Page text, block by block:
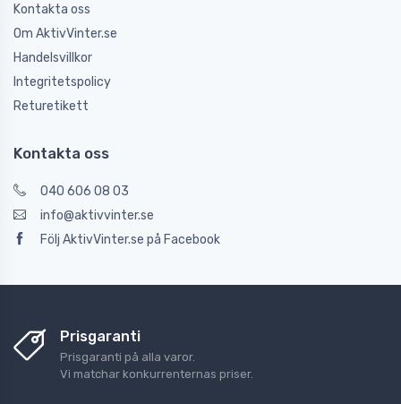
Kontakta oss
Om AktivVinter.se
Handelsvillkor
Integritetspolicy
Returetikett
Kontakta oss
040 606 08 03
info@aktivvinter.se
Följ AktivVinter.se på Facebook
Prisgaranti
Prisgaranti på alla varor.
Vi matchar konkurrenternas priser.